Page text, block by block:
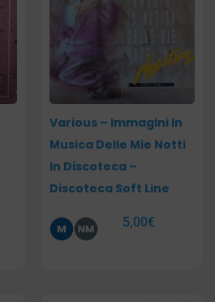
Various – Immagini In
Musica Delle Mie Notti
In Discoteca –
Discoteca Soft Line
5,00€